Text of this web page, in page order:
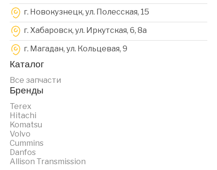
г. Новокузнецк, ул. Полесская, 15
г. Хабаровск, ул. Иркутская, 6, 8a
г. Магадан, ул. Кольцевая, 9
Каталог
Все запчасти
Бренды
Terex
Hitachi
Komatsu
Volvo
Cummins
Danfos
Allison Transmission